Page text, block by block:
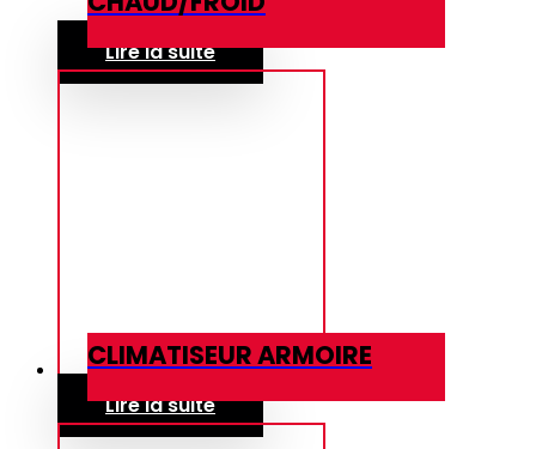
Lire la suite
CLIMATISEUR ARMOIRE
Lire la suite